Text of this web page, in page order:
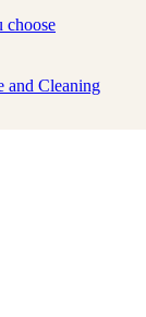
choose
and Cleaning